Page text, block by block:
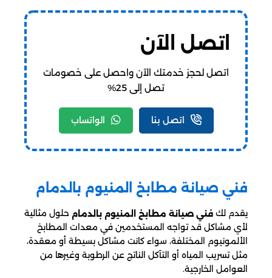
اتصل الآن
اتصل لحجز خدمتك الآن واحصل على خصومات
تصل إلى 25%
اتصل بنا الواتساب
فني صيانة مطابخ المنيوم بالدمام
يقدم لك فني صيانة مطابخ المنيوم بالدمام حلول مثالية
لأي مشاكل قد تواجه المستخدمين في معدات المطابخ
الألمونيوم المختلفة، سواء كانت مشاكل بسيطة أو معقدة،
مثل تسريب المياه أو التآكل الناتج عن الرطوبة وغيرها من
العوامل الخارجية.